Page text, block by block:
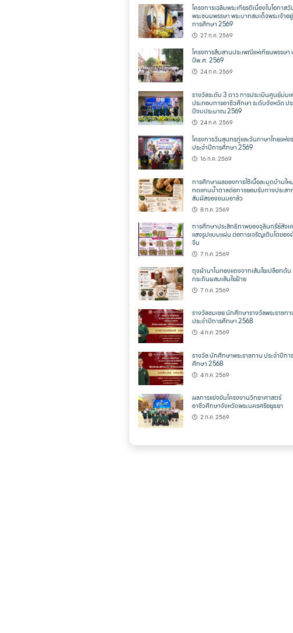
โครงการเฉลิมพระเกียรติเนื่องในโอกาส
พระชนมพรรษา พระบาทสมเด็จพระเจ้าอ
การศึกษา 2569
27 ก.ค. 2569
โครงการสืบสานประเพณีแห่เทียนพรรษา
ปีพ.ศ. 2569
24 ก.ค. 2569
รางวัลระดับ 3 ดาว การประเมินศูนย์บ่มเ
ประกอบการอาชีวศึกษา ระดับจังหวัด ปร
ปีงบประมาณ 2569
24 ก.ค. 2569
โครงการวันสุนทรภู่และวันภาษาไทยแห่ง
ประจำปีการศึกษา 2569
16 ก.ค. 2569
การศึกษาผลของการใช้เนื้อละมุดบ้านให
ทดแทนน้ำตาลต่อการยอมรับทางประสา
สัมผัสของขนมอาลัว
8 ก.ค. 2569
การศึกษาประสิทธิภาพของจุลินทรีย์สังเ
แสงรูปแบบแผ่น ต่อการเจริญเติบโตขอ
จีน
7 ก.ค. 2569
ถุงผ้านาโนทองแดงจากเส้นใยเปลือกต้น
กระถินผสมเส้นใยฝ้าย
7 ก.ค. 2569
รางวัลชมเชย นักศึกษารางวัลพระราชท
ประจำปีการศึกษา 2568
4 ก.ค. 2569
รางวัล นักศึกษาพระราชทาน ประจำปีกา
ศึกษา 2568
4 ก.ค. 2569
ผลการแข่งขันโครงงานวิทยาศาสตร์
อาชีวศึกษาจังหวัดพระนครศรีอยุธยา
2 ก.ค. 2569